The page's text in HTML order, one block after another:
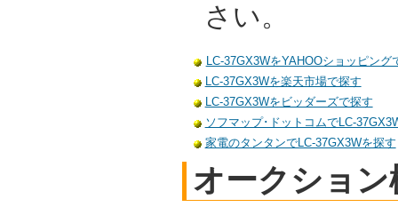
さい。
LC-37GX3WをYAHOOショッピング
LC-37GX3Wを楽天市場で探す
LC-37GX3Wをビッダーズで探す
ソフマップ･ドットコムでLC-
家電のタンタンでLC-37GX3Wを探す
オークション